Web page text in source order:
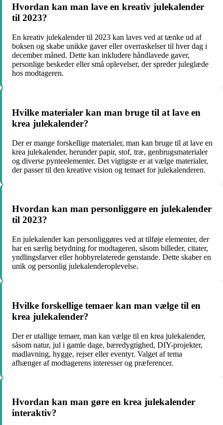
Hvordan kan man lave en kreativ julekalender
til 2023?
En kreativ julekalender til 2023 kan laves ved at tænke ud af
boksen og skabe unikke gaver eller overraskelser til hver dag i
december måned. Dette kan inkludere håndlavede gaver,
personlige beskeder eller små oplevelser, der spreder juleglæde
hos modtageren.
Hvilke materialer kan man bruge til at lave en
krea julekalender?
Der er mange forskellige materialer, man kan bruge til at lave en
krea julekalender, herunder papir, stof, træ, genbrugsmaterialer
og diverse pynteelementer. Det vigtigste er at vælge materialer,
der passer til den kreative vision og temaet for julekalenderen.
Hvordan kan man personliggøre en julekalender
til 2023?
En julekalender kan personliggøres ved at tilføje elementer, der
har en særlig betydning for modtageren, såsom billeder, citater,
yndlingsfarver eller hobbyrelaterede genstande. Dette skaber en
unik og personlig julekalenderoplevelse.
Hvilke forskellige temaer kan man vælge til en
krea julekalender?
Der er utallige temaer, man kan vælge til en krea julekalender,
såsom natur, jul i gamle dage, bæredygtighed, DIY-projekter,
madlavning, hygge, rejser eller eventyr. Valget af tema
afhænger af modtagerens interesser og præferencer.
Hvordan kan man gøre en krea julekalender
interaktiv?